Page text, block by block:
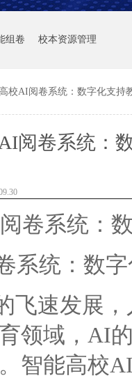
组卷 校本资源管理
校AI阅卷系统：数字化支持
阅卷系统：
卷系统：
统：数字
速发展，
领域，AI
智能高校